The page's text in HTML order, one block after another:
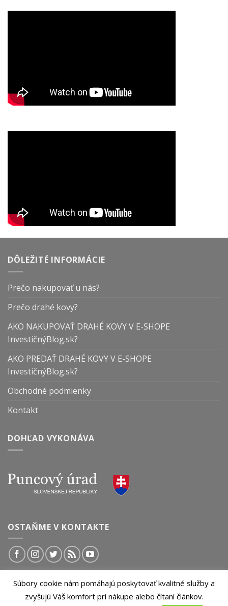
DÔLEŽITÉ INFORMÁCIE
Prečo nakupovať u nás?
Prečo drahé kovy?
AKO NAKUPOVAŤ DRAHÉ KOVY V E-SHOPE
InvestičnýBlog.sk?
AKO PREDAŤ DRAHÉ KOVY V E-SHOPE
InvestičnýBlog.sk?
Obchodné podmienky
Kontakt
DOHĽAD VYKONÁVA
OSTAŇME V KONTAKTE
© 2026 InvestičnýBlog.sk | Všetky práva vyhradené.
Súbory cookie nám pomáhajú poskytovať kvalitné služby a
zvyšujú Váš komfort pri nákupe alebo čítaní článkov.